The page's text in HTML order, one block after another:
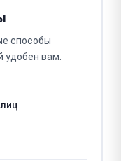
способы
удобен вам.